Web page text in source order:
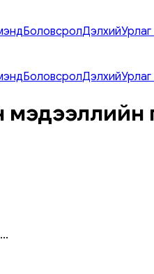
БоловсролДэлхий
БоловсролДэлхий
мэдээллийн
...